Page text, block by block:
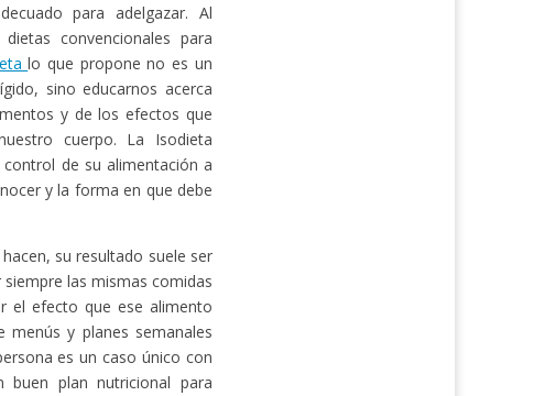
para adelgazar. Al
convencionales para
lo que propone no es un
sino educarnos acerca
y de los efectos que
cuerpo. La Isodieta
de su alimentación a
y la forma en que debe
su resultado suele ser
las mismas comidas
el efecto que ese alimento
y planes semanales
es un caso único con
buen plan nutricional para